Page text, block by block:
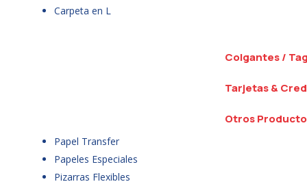
Carpeta en L
Colgantes /
Tarjetas &
Otros
Papel Transfer
Papeles Especiales
Pizarras Flexibles